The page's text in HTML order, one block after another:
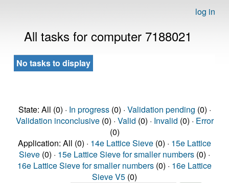
log in
All tasks for computer 7188021
No tasks to display
State: All (0) · In progress(0) · Validation pending (0) ·
Validation inconclusive(0) · Valid (0) · Invalid (0) · Error
(0)
Application: All (0) · 14e Lattice Sieve (0) · 15e Lattice
Sieve (0) · 15e Lattice Sieve for smaller numbers (0) ·
16e Lattice Sieve for smaller numbers (0) · 16e Lattice
Sieve V5 (0)